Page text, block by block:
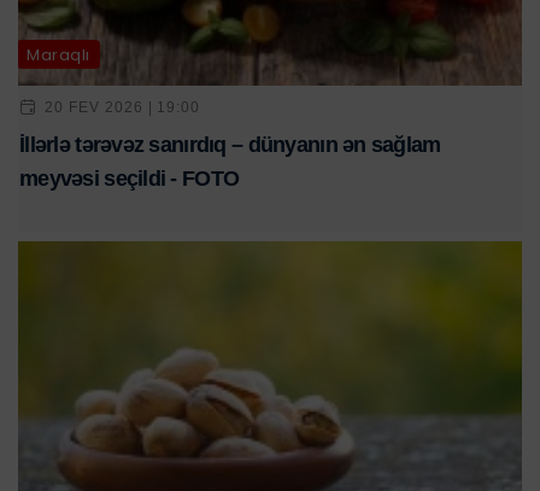
Maraqlı
20 FEV 2026 | 19:00
İllərlə tərəvəz sanırdıq – dünyanın ən sağlam
meyvəsi seçildi - FOTO